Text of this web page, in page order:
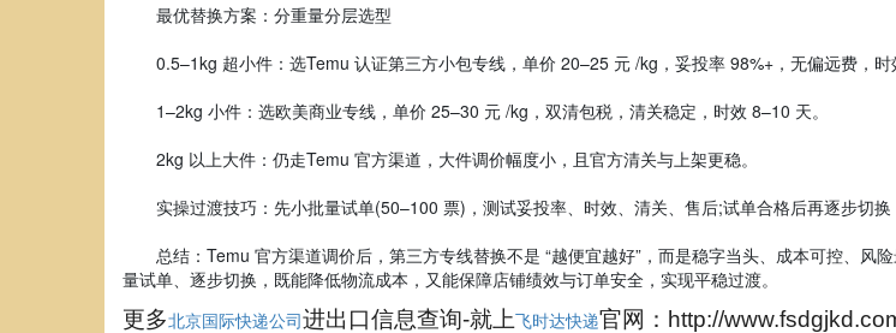
最优替换方案：分重量分层选型
0.5–1kg 超小件：选Temu 认证第三方小包专线，单价 20–25 元 /kg，妥投率 98%+，无偏远费，时
1–2kg 小件：选欧美商业专线，单价 25–30 元 /kg，双清包税，清关稳定，时效 8–10 天。
2kg 以上大件：仍走Temu 官方渠道，大件调价幅度小，且官方清关与上架更稳。
实操过渡技巧：先小批量试单(50–100 票)，测试妥投率、时效、清关、售后;试单合格后再逐步切换
总结：Temu 官方渠道调价后，第三方专线替换不是 “越便宜越好”，而是稳字当头、成本可控、风
量试单、逐步切换，既能降低物流成本，又能保障店铺绩效与订单安全，实现平稳过渡。
更多北京国际快递公司进出口信息查询-就上飞时达快递官网：http://